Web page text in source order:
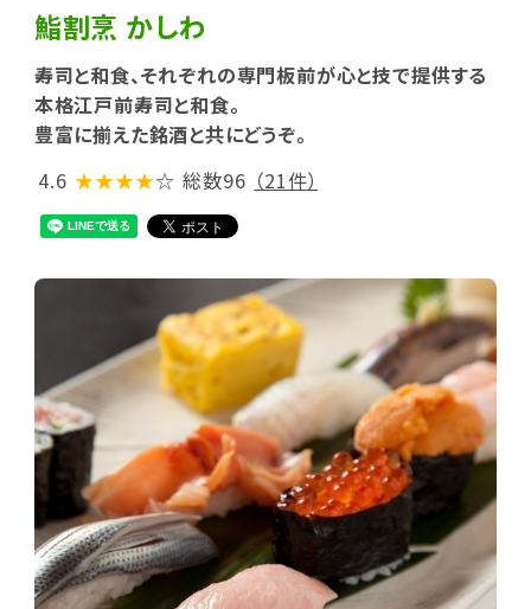
鮨割烹 かしわ
寿司と和食、それぞれの専門板前が心と技で提供する
本格江戸前寿司と和食。
豊富に揃えた銘酒と共にどうぞ。
4.6 ★★★★☆ 総数96 （21件）